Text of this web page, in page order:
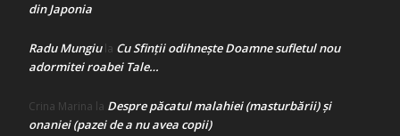
din Japonia
Radu Mungiula Cu Sfinții odihnește Doamne sufletul nou
adormitei roabei Tale…
Crina Marina la Despre păcatul malahiei (masturbării) şi
onaniei (pazei de a nu avea copii)